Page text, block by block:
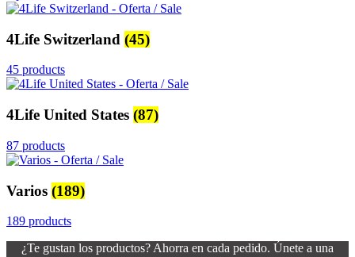
4Life Switzerland (45)
45 products
4Life United States (87)
87 products
Varios (189)
189 products
¿Te gustan los productos? Ahorra en cada pedido. Únete a una